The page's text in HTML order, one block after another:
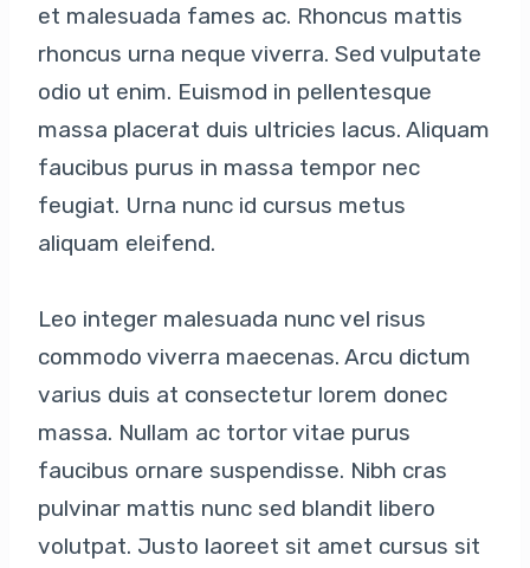
et malesuada fames ac. Rhoncus mattis
rhoncus urna neque viverra. Sed vulputate
odio ut enim. Euismod in pellentesque
massa placerat duis ultricies lacus. Aliquam
faucibus purus in massa tempor nec
feugiat. Urna nunc id cursus metus
aliquam eleifend.
Leo integer malesuada nunc vel risus
commodo viverra maecenas. Arcu dictum
varius duis at consectetur lorem donec
massa. Nullam ac tortor vitae purus
faucibus ornare suspendisse. Nibh cras
pulvinar mattis nunc sed blandit libero
volutpat. Justo laoreet sit amet cursus sit